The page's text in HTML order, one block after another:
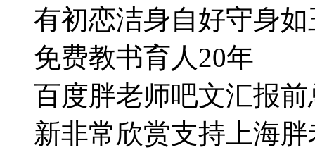
有初恋洁身自好守身
免费教书育人20年
百度胖老师吧文汇报
新非常欣赏支持上海胖